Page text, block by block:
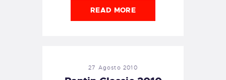
READ MORE
27 Agosto 2010